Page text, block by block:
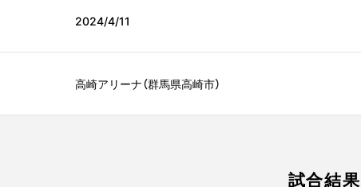
2024/4/11
高崎アリーナ（群馬県高崎市）
試合結果